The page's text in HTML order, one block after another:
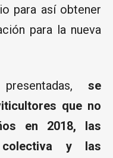
para así obtener
para la nueva
se
que no
en 2018, las
y las